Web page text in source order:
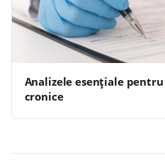
Analizele esențiale
cronice